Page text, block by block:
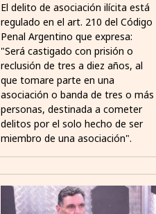
El delito de asociación ilícita está
regulado en el art. 210 del Código
Penal Argentino que expresa:
"Será castigado con prisión o
reclusión de tres a diez años, al
que tomare parte en una
asociación o banda de tres o más
personas, destinada a cometer
delitos por el solo hecho de ser
miembro de una asociación".